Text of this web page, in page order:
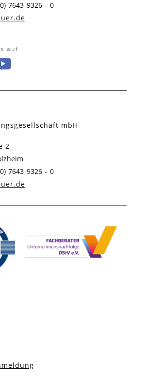
7643 9326 - 0
auf
mbH
2
7643 9326 - 0